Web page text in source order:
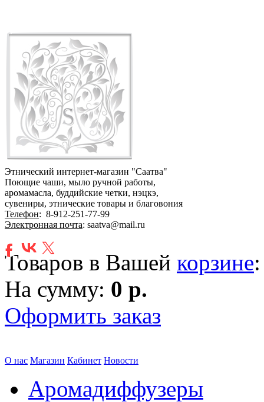
Этнический интернет-магазин "Саатва"
Поющие чаши, мыло ручной работы,
аромамасла, буддийские четки, нэцкэ,
сувениры, этнические товары и благовония
Телефон: 8-912-251-77-99
Электронная почта: saatva@mail.ru
Товаров в Вашей корзине
На сумму: 0 р.
Оформить заказ
О нас Магазин Кабинет Новости
Аромадиффузеры